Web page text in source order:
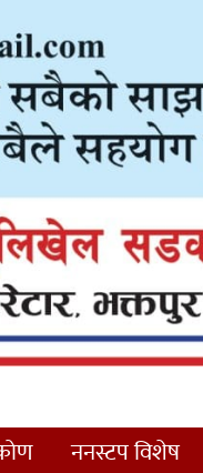
ननस्टप विशेष